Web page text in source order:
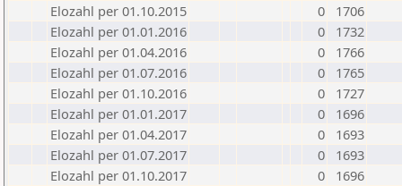
Elozahl per 01.10.2015
0
1706
Elozahl per 01.01.2016
0
1732
Elozahl per 01.04.2016
0
1766
Elozahl per 01.07.2016
0
1765
Elozahl per 01.10.2016
0
1727
Elozahl per 01.01.2017
0
1696
Elozahl per 01.04.2017
0
1693
Elozahl per 01.07.2017
0
1693
Elozahl per 01.10.2017
0
1696